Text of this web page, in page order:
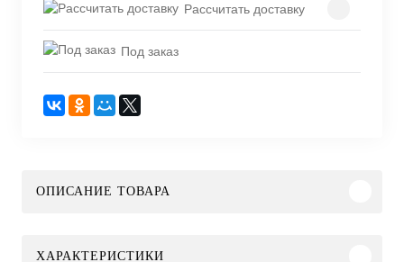
Рассчитать доставку
Под заказ
ОПИСАНИЕ ТОВАРА
ХАРАКТЕРИСТИКИ